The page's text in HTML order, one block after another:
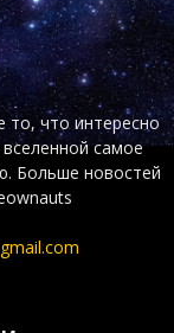
то, что интересно
самое
Больше новостей